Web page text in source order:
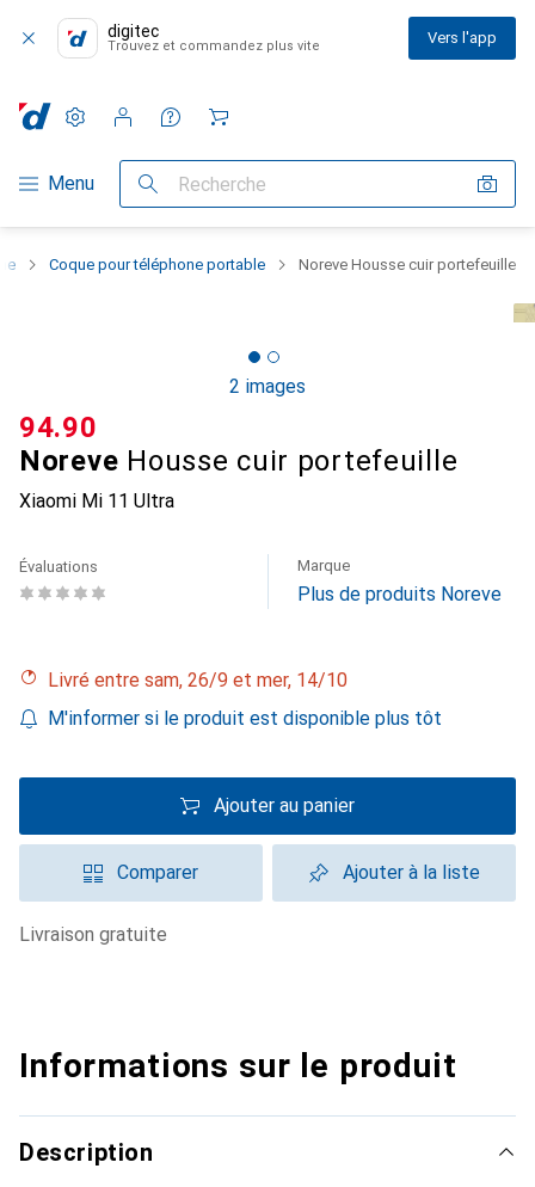
digitec
Trouvez et commandez plus vite Vers l'app
Navigation par catégorie
Menu Recherche
Paramètres
Compte client
Listes de comparaison
Listes d'envies
Panier
Coque pour téléphone portable Noreve Housse cuir portefeuille
2 images
Noreve Housse cuir portefeuille
Xiaomi Mi 11 Ultra
CHF
94.90
Évaluations Marque
Plus de produits Noreve
Livré entre sam, 26/9 et mer, 14/10
M'informer si le produit est disponible plus tôt
Ajouter au panier
Comparer Ajouter à la liste
livraison gratuite
Informations sur le produit
Description